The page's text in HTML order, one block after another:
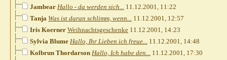
Jambear Hallo - da werden sich... 11.12.2001, 11:22
Tanja Was ist daran schlimm, wenn... 11.12.2001, 12:57
Iris Koerner Weihnachtsgeschenke 11.12.2001, 14:23
Sylvia Blume Hallo, Ihr Lieben ich freue... 11.12.2001, 14:48
Kolbrun Thordarson Hallo, Ich habe den... 11.12.2001, 17:30